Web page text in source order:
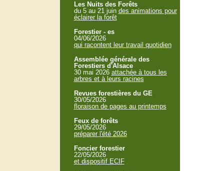
Les Nuits des Forêts
du 5 au 21 juin des animations pour
éclairer la forêt
Forestier - es
04/06/2026
qui racontent leur travail quotidien
Assemblée générale des
Forestiers d'Alsace
30 mai 2026 attachée à tous les
arbres et à leurs racines
Revues forestières du GE
30/05/2026
floraison de pages au printemps
Feux de forêts
29/05/2026
préparer l'été 2026
Foncier forestier
22/05/2026
et dispositif ECIF